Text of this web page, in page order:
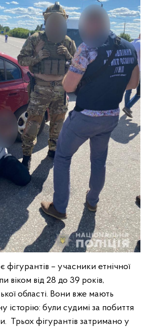
фігурантів – учасники етнічної
віком від 28 до 39 років,
області. Вони вже мають
історію: були судимі за побиття
Трьох фігурантів затримано у